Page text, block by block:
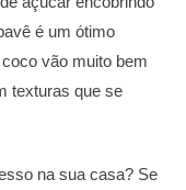
é um ótimo
vão muito bem
texturas que se
na sua casa? Se